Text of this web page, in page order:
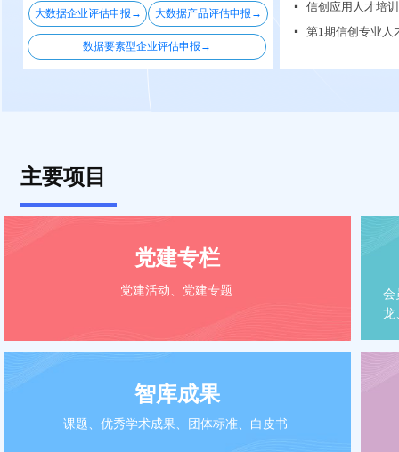
党建专栏
党建活动、党建专题
会
龙
主要项目
智库成果
课题、优秀学术成果、团体标准、白皮书
大数据企业评估申报→ 大数据产品评估申报→
数据要素型企业评估申报→
넷
넷